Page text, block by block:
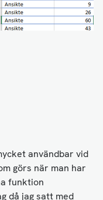
användbar vid
görs när man har
funktion
då jag satt med